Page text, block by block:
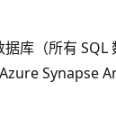
库（所有
Synapse